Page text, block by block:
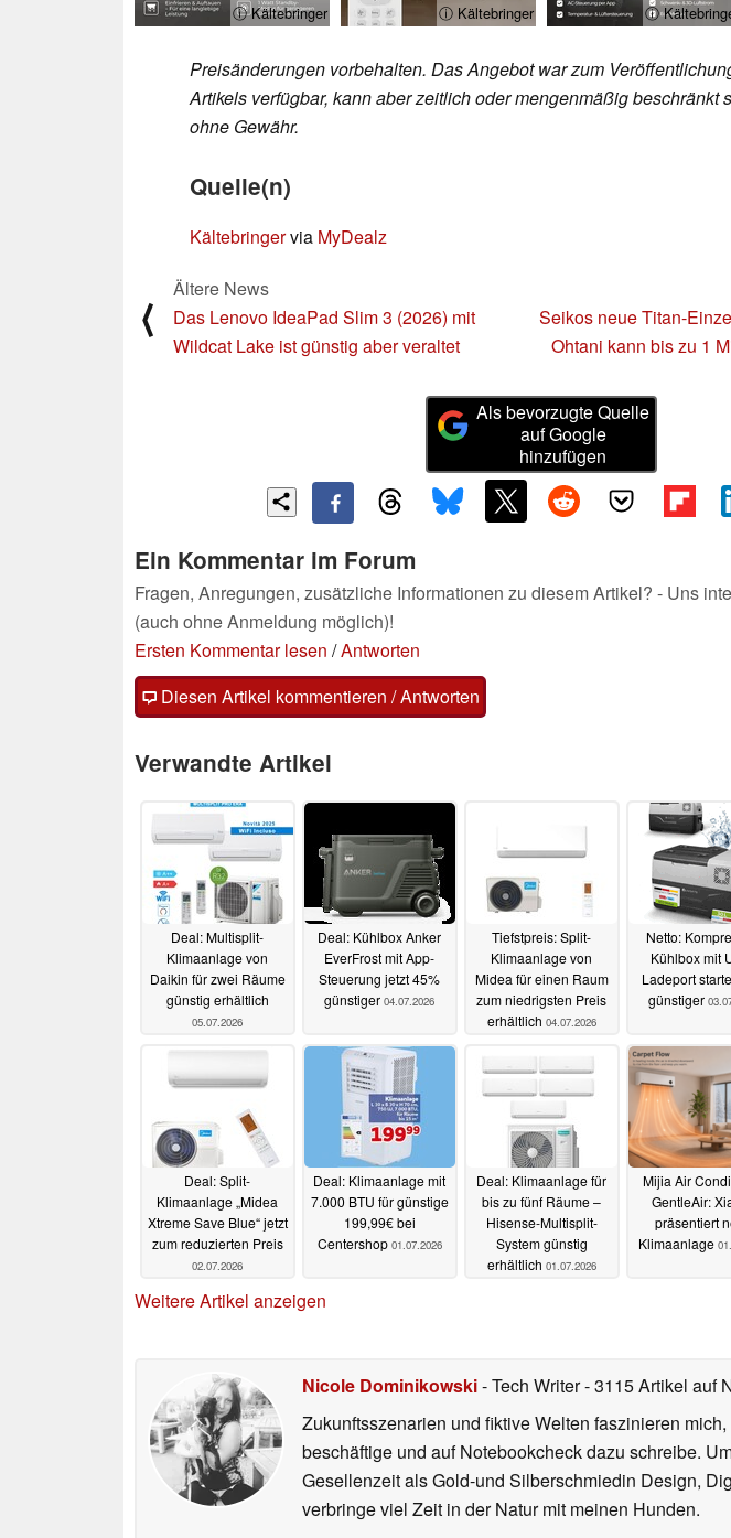
ⓘ Kältebringer ⓘ Kältebringer ⓘ
Preisänderungen vorbehalten. Das Angebot war zum
Artikels verfügbar, kann aber zeitlich oder mengenmäßig beschränkt
ohne Gewähr.
Quelle(n)
Kältebringervia MyDealz
⟨
Ältere News
Das Lenovo IdeaPad Slim 3 (2026) mit
Wildcat Lake ist günstig aber veraltet
Seikos neue Titan-
Ohtani kann bis zu 1
Als bevorzugte Quelle
auf Google
hinzufügen
Ein Kommentar im Forum
Fragen, Anregungen, zusätzliche Informationen zu diesem Artikel? - Uns
(auch ohne Anmeldung möglich)!
Ersten Kommentar lesen /Antworten
Diesen Artikel kommentieren / Antworten
Verwandte Artikel
Deal: Multisplit-
Klimaanlage von
Daikin für zwei Räume
günstig erhältlich
05.07.2026
Deal: Kühlbox Anker
EverFrost mit App-
Steuerung jetzt 45%
günstiger 04.07.2026
Tiefstpreis: Split-
Klimaanlage von
Midea für einen Raum
zum niedrigsten Preis
erhältlich 04.07.2026
Netto:
Kühlbox mit
Ladeport
günstiger
Deal: Split-
Klimaanlage „Midea
Xtreme Save Blue“ jetzt
zum reduzierten Preis
02.07.2026
Deal: Klimaanlage mit
7.000 BTU für günstige
199,99€ bei
Centershop 01.07.2026
Deal: Klimaanlage für
bis zu fünf Räume –
Hisense-Multisplit-
System günstig
erhältlich 01.07.2026
Mijia Air
GentleAir:
präsentiert
Klimaanlage
Weitere Artikel anzeigen
Nicole Dominikowski- Tech Writer- 3115 Artikel auf
Zukunftsszenarien und fiktive Welten faszinieren
beschäftige und auf Notebookcheck dazu schreibe.
Gesellenzeit als Gold-und Silberschmiedin Design,
verbringe viel Zeit in der Natur mit meinen Hunden.